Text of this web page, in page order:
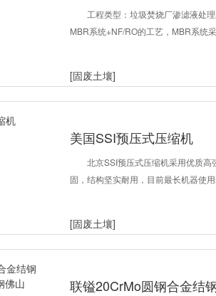
工程类型：垃圾焚烧厂渗滤液处
MBR系统+NF/RO的工艺，MBR系统
[固废土壤]
美国SSI预压式压缩机
北京SSI预压式压缩机采用优质
固，结构坚实耐用，目前最长机器使
[固废土壤]
联镒20CrMo圆钢合金结